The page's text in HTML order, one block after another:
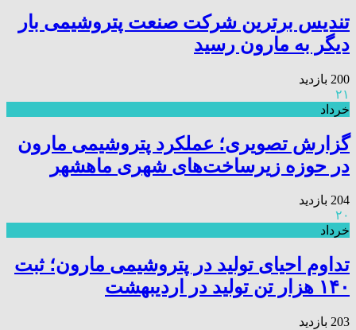
تندیس برترین شرکت صنعت پتروشیمی بار
دیگر به مارون رسید
200 بازدید
۲۱
خرداد
گزارش تصویری؛ عملکرد پتروشیمی مارون
در حوزه زیرساخت‌های شهری ماهشهر
204 بازدید
۲۰
خرداد
تداوم احیای تولید در پتروشیمی مارون؛ ثبت
۱۴۰ هزار تن تولید در اردیبهشت
203 بازدید